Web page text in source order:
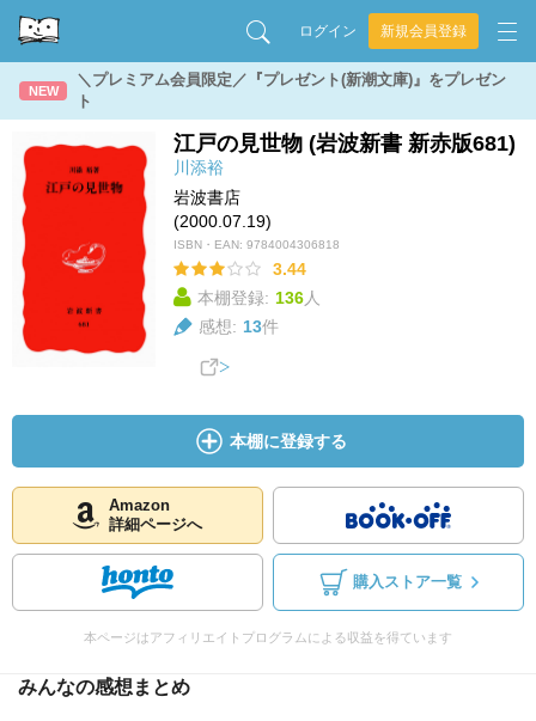
ログイン 新規会員登録
NEW
＼プレミアム会員限定／『プレゼント(新潮文庫)』をプレゼン
ト
江戸の見世物 (岩波新書 新赤版681)
川添裕
岩波書店
(2000.07.19)
ISBN・EAN: 9784004306818
3.44
本棚登録: 136人
感想: 13件
本棚に登録する
Amazon
詳細ページへ
購入ストア一覧
本ページはアフィリエイトプログラムによる収益を得ています
みんなの感想まとめ